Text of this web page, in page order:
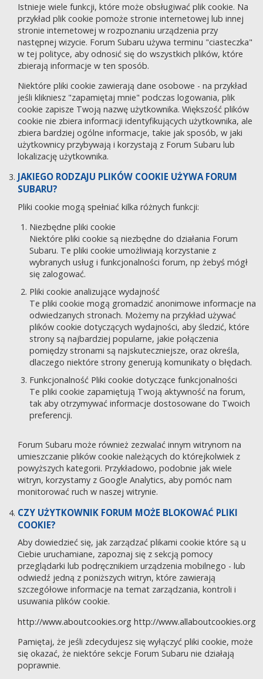
Istnieje wiele funkcji, które może obsługiwać plik cookie. Na
przykład plik cookie pomoże stronie internetowej lub innej
stronie internetowej w rozpoznaniu urządzenia przy
następnej wizycie. Forum Subaru używa terminu "ciasteczka"
w tej polityce, aby odnosić się do wszystkich plików, które
zbierają informacje w ten sposób.
Niektóre pliki cookie zawierają dane osobowe - na przykład
jeśli klikniesz "zapamiętaj mnie" podczas logowania, plik
cookie zapisze Twoją nazwę użytkownika. Większość plików
cookie nie zbiera informacji identyfikujących użytkownika, ale
zbiera bardziej ogólne informacje, takie jak sposób, w jaki
użytkownicy przybywają i korzystają z Forum Subaru lub
lokalizację użytkownika.
JAKIEGO RODZAJU PLIKÓW COOKIE UŻYWA FORUM
SUBARU?
Pliki cookie mogą spełniać kilka różnych funkcji:
Niezbędne pliki cookie
Niektóre pliki cookie są niezbędne do działania Forum
Subaru. Te pliki cookie umożliwiają korzystanie z
wybranych usług i funkcjonalności forum, np żebyś mógł
się zalogować.
Pliki cookie analizujące wydajność
Te pliki cookie mogą gromadzić anonimowe informacje na
odwiedzanych stronach. Możemy na przykład używać
plików cookie dotyczących wydajności, aby śledzić, które
strony są najbardziej popularne, jakie połączenia
pomiędzy stronami są najskuteczniejsze, oraz określa,
dlaczego niektóre strony generują komunikaty o błędach.
Funkcjonalność Pliki cookie dotyczące funkcjonalności
Te pliki cookie zapamiętują Twoją aktywność na forum,
tak aby otrzymywać informacje dostosowane do Twoich
preferencji.
Forum Subaru może również zezwalać innym witrynom na
umieszczanie plików cookie należących do którejkolwiek z
powyższych kategorii. Przykładowo, podobnie jak wiele
witryn, korzystamy z Google Analytics, aby pomóc nam
monitorować ruch w naszej witrynie.
CZY UŻYTKOWNIK FORUM MOŻE BLOKOWAĆ PLIKI
COOKIE?
Aby dowiedzieć się, jak zarządzać plikami cookie które są u
Ciebie uruchamiane, zapoznaj się z sekcją pomocy
przeglądarki lub podręcznikiem urządzenia mobilnego - lub
odwiedź jedną z poniższych witryn, które zawierają
szczegółowe informacje na temat zarządzania, kontroli i
usuwania plików cookie.
http://www.aboutcookies.org http://www.allaboutcookies.org
Pamiętaj, że jeśli zdecydujesz się wyłączyć pliki cookie, może
się okazać, że niektóre sekcje Forum Subaru nie działają
poprawnie.